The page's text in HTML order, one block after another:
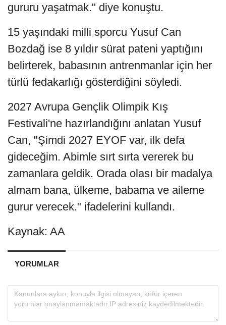
gururu yaşatmak." diye konuştu.
15 yaşındaki milli sporcu Yusuf Can
Bozdağ ise 8 yıldır sürat pateni yaptığını
belirterek, babasının antrenmanlar için her
türlü fedakarlığı gösterdiğini söyledi.
2027 Avrupa Gençlik Olimpik Kış
Festivali'ne hazırlandığını anlatan Yusuf
Can, "Şimdi 2027 EYOF var, ilk defa
gideceğim. Abimle sırt sırta vererek bu
zamanlara geldik. Orada olası bir madalya
almam bana, ülkeme, babama ve aileme
gurur verecek." ifadelerini kullandı.
Kaynak: AA
YORUMLAR